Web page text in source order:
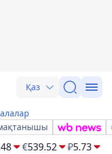
Қаз
€539.52 ₽5.73